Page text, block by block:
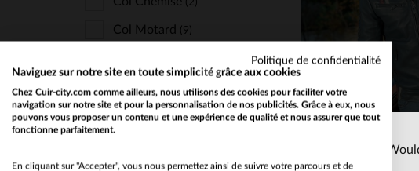
(2)
Col Motard (9)
STYLE
(1)
L
Politique de confidentialité
Naviguez sur notre site en toute simplicité grâce aux cookies
Chez Cuir-city.com comme ailleurs, nous utilisons des cookies pour faciliter votre
navigation sur notre site et pour la personnalisation de nos publicités. Grâce à eux, nous
pouvons vous proposer un contenu et une expérience de qualité et nous assurer que tout
fonctionne parfaitement.
En cliquant sur "Accepter", vous nous permettez ainsi de suivre votre parcours et de